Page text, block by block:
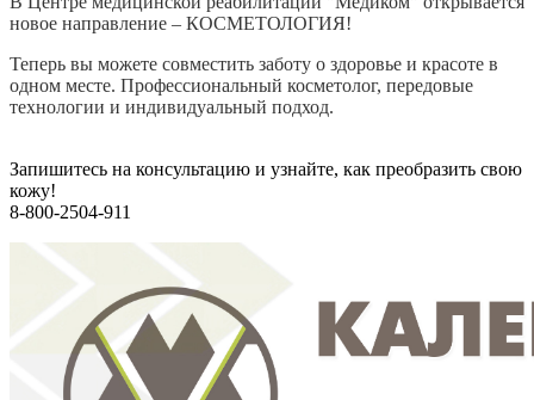
новое направление – КОСМЕТОЛОГИЯ!
Теперь вы можете совместить заботу о здоровье и красоте в
одном месте. Профессиональный косметолог, передовые
технологии и индивидуальный подход.
Запишитесь на консультацию и узнайте, как преобразить свою
кожу!
8-800-2504-911